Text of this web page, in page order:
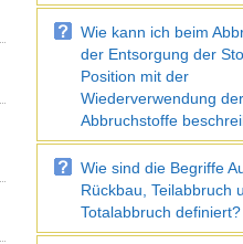
Wie kann ich beim
der Entsorgung der
Position mit der
Wiederverwendung
Abbruchstoffe
Wie sind die Begriffe
Rückbau, Teilabbruch
Totalabbruch definiert?